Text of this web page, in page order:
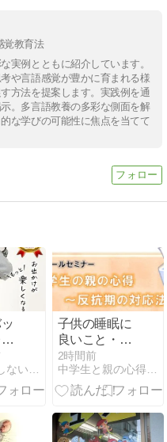
覚教育法
実例とともに紹介しています。
や言語感覚が豊かに育まれる様
方法を提案します。実践例を通
。多言語教養の多彩な側面を解
な学びの可能性に焦点を当てて
買って後悔しない子供グッズの選び方 - キッズライフガイド
子供の睡眠に
良いこと・悪
いこと
2時間前
中学生と親の心得 高校受験の勉強法相談